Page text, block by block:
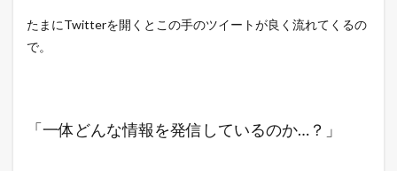
たまにTwitterを開くとこの手のツイートが良く流れてくるの
で。
「一体どんな情報を発信しているのか…？」